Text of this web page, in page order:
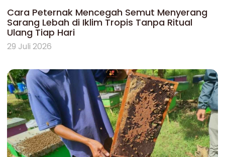
Cara Peternak Mencegah Semut Menyerang
Sarang Lebah di Iklim Tropis Tanpa Ritual
Ulang Tiap Hari
29 Juli 2026